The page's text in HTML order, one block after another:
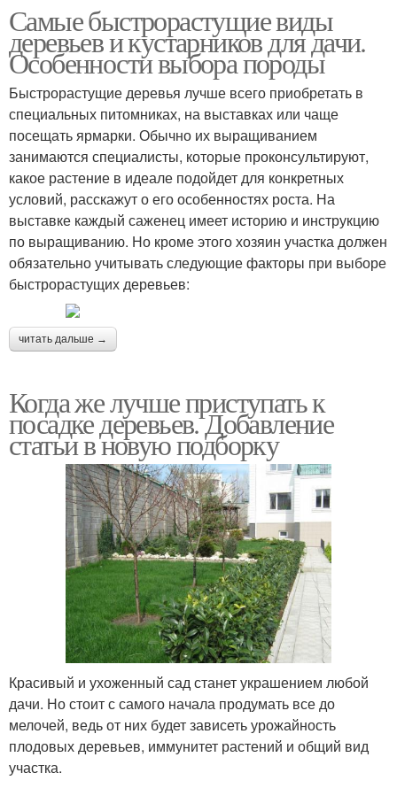
Самые быстрорастущие виды
деревьев и кустарников для дачи.
Особенности выбора породы
Быстрорастущие деревья лучше всего приобретать в
специальных питомниках, на выставках или чаще
посещать ярмарки. Обычно их выращиванием
занимаются специалисты, которые проконсультируют,
какое растение в идеале подойдет для конкретных
условий, расскажут о его особенностях роста. На
выставке каждый саженец имеет историю и инструкцию
по выращиванию. Но кроме этого хозяин участка должен
обязательно учитывать следующие факторы при выборе
быстрорастущих деревьев:
читать дальше →
Когда же лучше приступать к
посадке деревьев. Добавление
статьи в новую подборку
Красивый и ухоженный сад станет украшением любой
дачи. Но стоит с самого начала продумать все до
мелочей, ведь от них будет зависеть урожайность
плодовых деревьев, иммунитет растений и общий вид
участка.